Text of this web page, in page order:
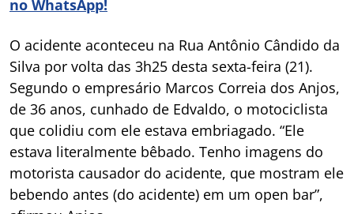
no WhatsApp!
O acidente aconteceu na Rua Antônio Cândido da
Silva por volta das 3h25 desta sexta-feira (21).
Segundo o empresário Marcos Correia dos Anjos,
de 36 anos, cunhado de Edvaldo, o motociclista
que colidiu com ele estava embriagado. “Ele
estava literalmente bêbado. Tenho imagens do
motorista causador do acidente, que mostram ele
bebendo antes (do acidente) em um open bar”,